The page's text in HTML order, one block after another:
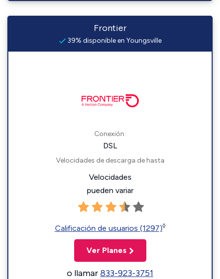
Frontier
39% disponible en Youngsville
Conexión:
DSL
Velocidades de descarga de hasta
Velocidades
pueden variar
Calificación de usuarios (1297)◊
Ver Planes
o llamar833-923-3751